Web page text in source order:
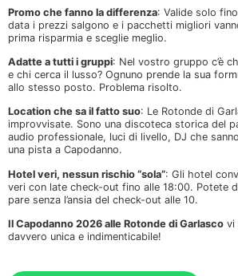
Promo che fanno la differenza: Valide solo
data i prezzi salgono e i pacchetti migliori
prima risparmia e sceglie meglio.
Adatte a tutti i gruppi: Nel vostro gruppo c’è
e chi cerca il lusso? Ognuno prende la sua
allo stesso posto. Problema risolto.
Location che sa il fatto suo: Le Rotonde di
improvvisate. Sono una discoteca storica del
audio professionale, luci di livello, DJ che
una pista a Capodanno.
Hotel veri, nessun rischio “sola”: Gli hotel
veri con late check-out fino alle 18:00. Potete
pare senza l’ansia del check-out alle 10.
Il Capodanno 2026 alle Rotonde di Garlasco vi
davvero unica e indimenticabile!